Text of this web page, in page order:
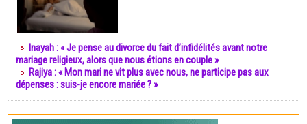
Inayah : « Je pense au divorce du fait d’infidélités avant notre
mariage religieux, alors que nous étions en couple »
Rajiya : « Mon mari ne vit plus avec nous, ne participe pas aux
dépenses : suis-je encore mariée ? »